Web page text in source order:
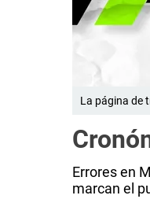
La página de
Errores en
marcan el